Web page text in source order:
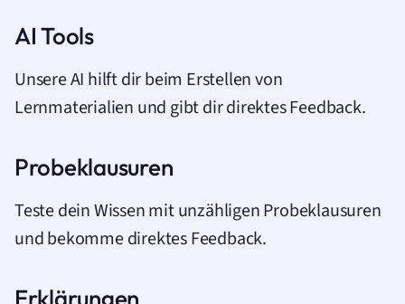
AI Tools
Unsere AI hilft dir beim Erstellen von
Lernmaterialien und gibt dir direktes Feedback.
Probeklausuren
Teste dein Wissen mit unzähligen Probeklausuren
und bekomme direktes Feedback.
Erklärungen